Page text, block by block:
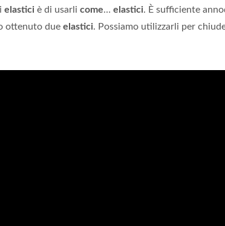
elastici è di usarli come… elastici. È sufficiente
ottenuto due elastici. Possiamo utilizzarli per